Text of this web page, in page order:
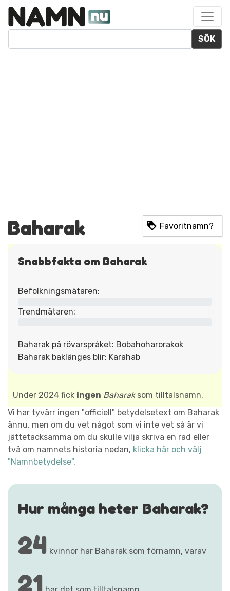
SÖK
Baharak Favoritnamn?
Snabbfakta om Baharak
Befolkningsmätaren:
Trendmätaren:
Baharak på rövarspråket: Bobahoharorakok
Baharak baklänges blir: Karahab
Under 2024 fick ingen Baharaksom tilltalsnamn.
Vi har tyvärr ingen "officiell" betydelsetext om Baharak
ännu, men om du vet något som vi inte vet så är vi
jättetacksamma om du skulle vilja skriva en rad eller
två om namnets historia nedan, klicka här och välj
"Namnbetydelse".
Hur många heter Baharak?
24 kvinnor har Baharak som förnamn, varav
21